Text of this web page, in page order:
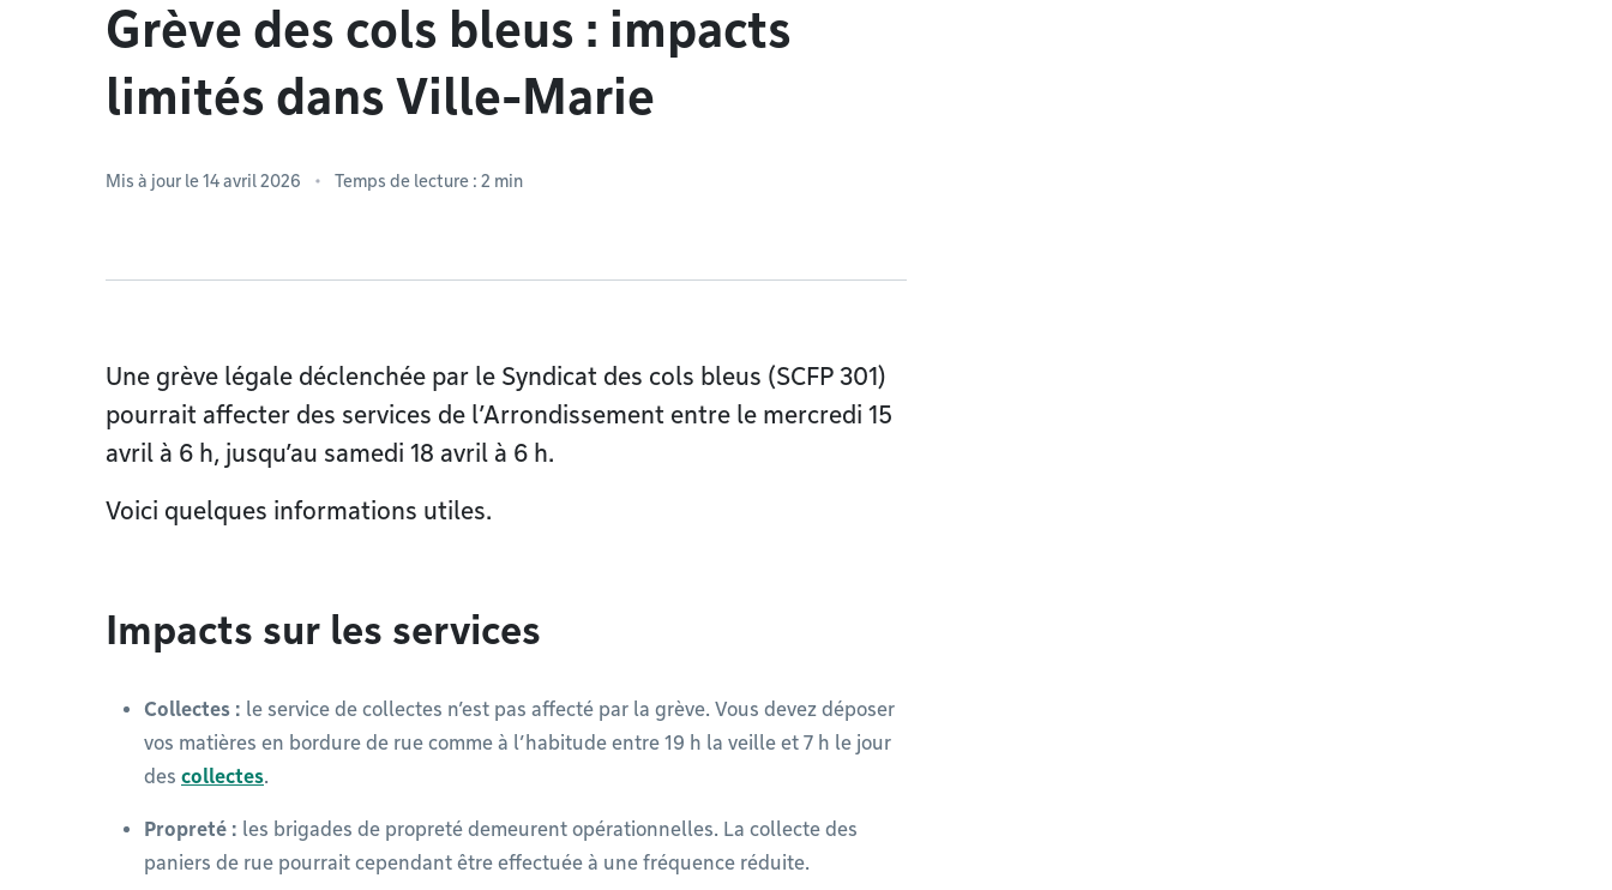
Grève des cols bleus : impacts
limités dans Ville-Marie
Mis à jour le 14 avril 2026 Temps de lecture : 2 min
Une grève légale déclenchée par le Syndicat des cols bleus (SCFP 301)
pourrait affecter des services de l’Arrondissement entre le mercredi 15
avril à 6 h, jusqu’au samedi 18 avril à 6 h.
Voici quelques informations utiles.
Impacts sur les services
Collectes : le service de collectes n’est pas affecté par la grève. Vous devez déposer
vos matières en bordure de rue comme à l’habitude entre 19 h la veille et 7 h le jour
des collectes.
Propreté : les brigades de propreté demeurent opérationnelles. La collecte des
paniers de rue pourrait cependant être effectuée à une fréquence réduite.